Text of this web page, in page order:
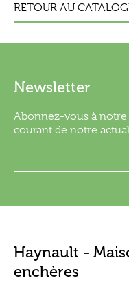
RETOUR AU
Newsletter
Abonnez-vous à
courant de notre
Haynault -
enchères